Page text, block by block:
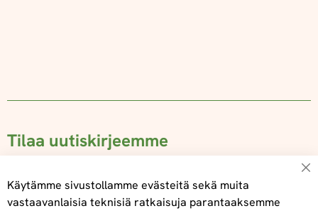
Tilaa uutiskirjeemme
Käytämme sivustollamme evästeitä sekä muita
vastaavanlaisia teknisiä ratkaisuja parantaaksemme